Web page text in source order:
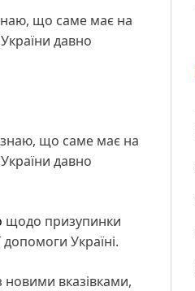
що саме має на
давно
знаю, що саме має на
давно
щодо призупинки
допомоги Україні.
вказівками,